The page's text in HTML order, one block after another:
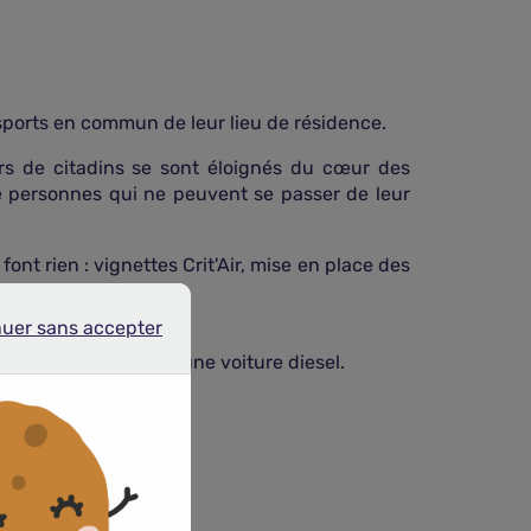
en commun de leur lieu de résidence.
de citadins se sont éloignés du cœur des
qui ne peuvent se passer de leur
rien : vignettes Crit'Air, mise en place des
véhicule essence une voiture diesel.
sans accepter
sans accepter